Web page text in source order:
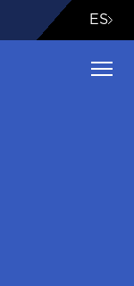
ES